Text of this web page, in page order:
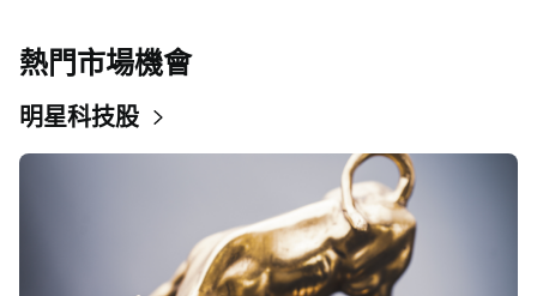
熱門市場機會
明星科技股